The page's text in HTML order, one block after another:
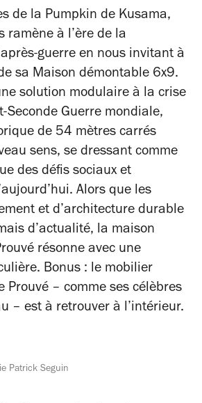
de la Pumpkin de Kusama,
ramène à l’ère de la
guerre en nous invitant à
sa Maison démontable 6x9.
solution modulaire à la crise
Seconde Guerre mondiale,
de 54 mètres carrés
sens, se dressant comme
des défis sociaux et
Alors que les
et d’architecture durable
d’actualité, la maison
résonne avec une
Bonus : le mobilier
Prouvé – comme ses célèbres
– est à retrouver à l’intérieur.
Patrick Seguin